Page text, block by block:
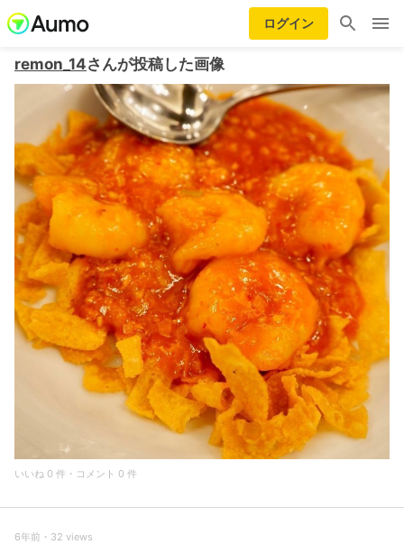
ログイン
remon_14さんが投稿した画像
いいね 0 件・コメント 0 件
6年前・32 views